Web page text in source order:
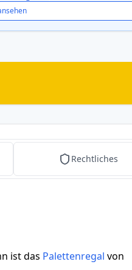
Rechtliches
ist das Palettenregal von